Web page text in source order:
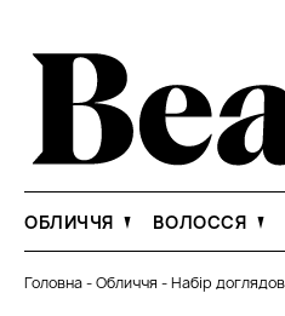
ОБЛИЧЧЯ ВОЛОССЯ
Головна-Обличчя -Набір